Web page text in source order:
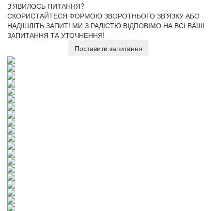
З’ЯВИЛОСЬ ПИТАННЯ?
СКОРИСТАЙТЕСЯ ФОРМОЮ ЗВОРОТНЬОГО ЗВ’ЯЗКУ АБО
НАДІШЛІТЬ ЗАПИТ! МИ З РАДІСТЮ ВІДПОВІМО НА ВСІ ВАШІ
ЗАПИТАННЯ ТА УТОЧНЕННЯ!
Поставити запитання